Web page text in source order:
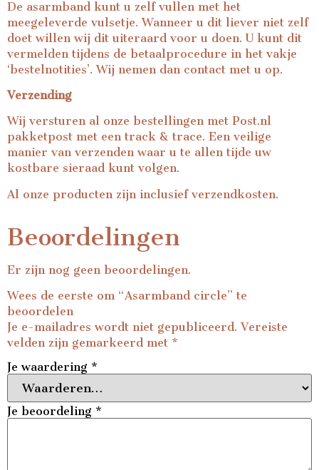
De asarmband kunt u zelf vullen met het
meegeleverde vulsetje. Wanneer u dit liever niet zelf
doet willen wij dit uiteraard voor u doen. U kunt dit
vermelden tijdens de betaalprocedure in het vakje
‘bestelnotities’. Wij nemen dan contact met u op.
Verzending
Wij versturen al onze bestellingen met Post.nl
pakketpost met een track & trace. Een veilige
manier van verzenden waar u te allen tijde uw
kostbare sieraad kunt volgen.
Al onze producten zijn inclusief verzendkosten.
Beoordelingen
Er zijn nog geen beoordelingen.
Wees de eerste om “Asarmband circle” te
beoordelen
Je e-mailadres wordt niet gepubliceerd. Vereiste
velden zijn gemarkeerd met *
Je waardering *
Je beoordeling *